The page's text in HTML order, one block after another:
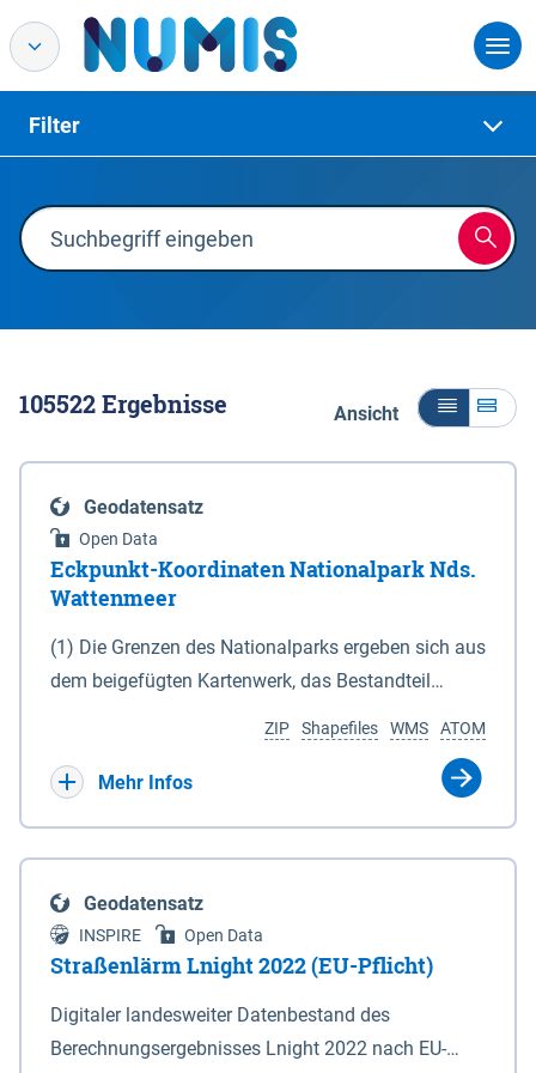
Filter
105522Ergebnisse Ansicht
Geodatensatz
Open Data
Eckpunkt-Koordinaten Nationalpark Nds.
Wattenmeer
(1) Die Grenzen des Nationalparks ergeben sich aus
dem beigefügten Kartenwerk, das Bestandteil
(DTK) im Maßstab 1 : 100 000 (Anlage 2), 2.
verkleinerte Amtliche Karte 1 : 5 000 (AK5) im
projizierte Koordinaten im Europäischen
Terrestrischen Referenzsystem 1989 (ETRS 89) mit
der Universalen Transversalen Mercator-Abbildung
bezogen auf die Zone 32 N (UTM 32N) dargestellt
(Anlage 4); Gleiches gilt für die geografischen
ATOM
WMS
Shapefiles
ZIP
Mehr Infos
Geodatensatz
INSPIRE Open Data
Straßenlärm Lnight 2022 (EU-Pflicht)
Digitaler landesweiter Datenbestand des
Berechnungsergebnisses Lnight 2022 nach EU-